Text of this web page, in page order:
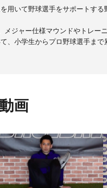
用いて野球選手をサポートする
メジャー仕様マウンドやトレー
、小学生からプロ野球選手まで
画